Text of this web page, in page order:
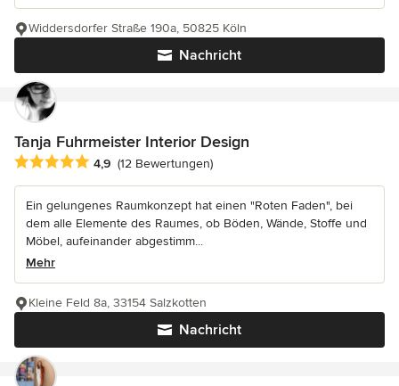
Nachricht
Widdersdorfer Straße 190a, 50825 Köln
Tanja Fuhrmeister Interior Design
Durchschnittliche Bewertung: 4.9 von 5 Sternen
4,9 (12 Bewertungen)
Ein gelungenes Raumkonzept hat einen "Roten Faden", bei
dem alle Elemente des Raumes, ob Böden, Wände, Stoffe und
Möbel, aufeinander abgestimm...
Mehr
Nachricht
Kleine Feld 8a, 33154 Salzkotten